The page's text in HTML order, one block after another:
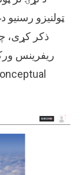
ټولنیزو رسنیو
ذکر کړی،
ریفرینس